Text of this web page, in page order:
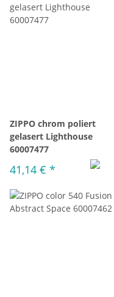
ZIPPO chrom poliert
gelasert Lighthouse
60007477
41,14 € *